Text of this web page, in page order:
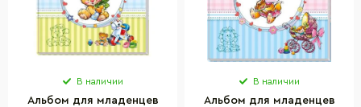
В наличии
Альбом для младенцев
В наличии
Альбом для младенцев